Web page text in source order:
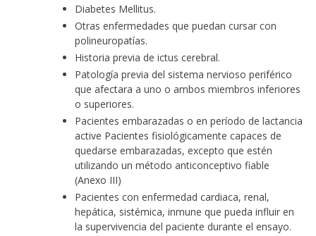
Diabetes Mellitus.
Otras enfermedades que puedan cursar con
polineuropatías.
Historia previa de ictus cerebral.
Patología previa del sistema nervioso periférico
que afectara a uno o ambos miembros inferiores
o superiores.
Pacientes embarazadas o en período de lactancia
active Pacientes fisiológicamente capaces de
quedarse embarazadas, excepto que estén
utilizando un método anticonceptivo fiable
(Anexo III)
Pacientes con enfermedad cardiaca, renal,
hepática, sistémica, inmune que pueda influir en
la supervivencia del paciente durante el ensayo.